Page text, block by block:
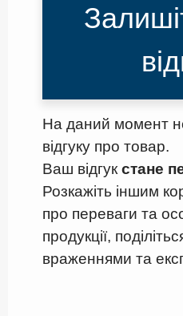
На даний момент
відгуку про товар.
Ваш відгук стане
Розкажіть іншим
про переваги та
продукції,
враженнями та